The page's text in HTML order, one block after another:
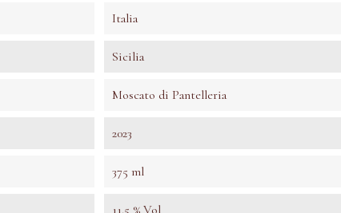
Italia
Sicilia
Moscato di Pantelleria
2023
375 ml
11.5 % Vol